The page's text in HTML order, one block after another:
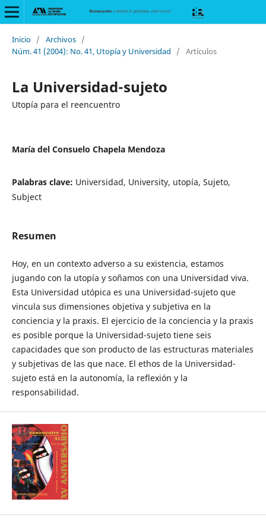
Inicio / Archivos /
Núm. 41 (2004): No. 41, Utopía y Universidad
/ Artículos
La Universidad-sujeto
Utopía para el reencuentro
María del Consuelo Chapela Mendoza
Palabras clave: Universidad, University, utopía, Sujeto,
Subject
Resumen
Hoy, en un contexto adverso a su existencia, estamos
jugando con la utopía y soñamos con una Universidad viva.
Esta Universidad utópica es una Universidad-sujeto que
vincula sus dimensiones objetiva y subjetiva en la
conciencia y la praxis. El ejercicio de la conciencia y la praxis
es posible porque la Universidad-sujeto tiene seis
capacidades que son producto de las estructuras materiales
y subjetivas de las que nace. El ethos de la Universidad-
sujeto está en la autonomía, la reflexión y la
responsabilidad.